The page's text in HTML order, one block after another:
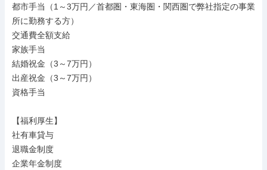
都市手当（1～3万円／首都圏・東海圏・関西圏で弊社指定の事業
所に勤務する方）
交通費全額支給
家族手当
結婚祝金（3～7万円）
出産祝金（3～7万円）
資格手当
【福利厚生】
社有車貸与
退職金制度
企業年金制度